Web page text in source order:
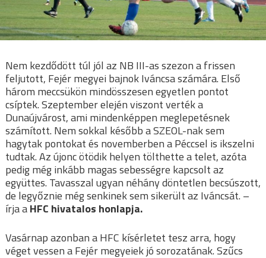
Nem kezdődött túl jól az NB III-as szezon a frissen
feljutott, Fejér megyei bajnok Iváncsa számára. Első
három meccsükön mindösszesen egyetlen pontot
csíptek. Szeptember elején viszont verték a
Dunaújvárost, ami mindenképpen meglepetésnek
számított. Nem sokkal később a SZEOL-nak sem
hagytak pontokat és novemberben a Péccsel is ikszelni
tudtak. Az újonc ötödik helyen tölthette a telet, azóta
pedig még inkább magas sebességre kapcsolt az
együttes. Tavasszal ugyan néhány döntetlen becsúszott,
de legyőznie még senkinek sem sikerült az Iváncsát. –
írja aHFC hivatalos honlapja.
Vasárnap azonban a HFC kísérletet tesz arra, hogy
véget vessen a Fejér megyeiek jó sorozatának. Szűcs